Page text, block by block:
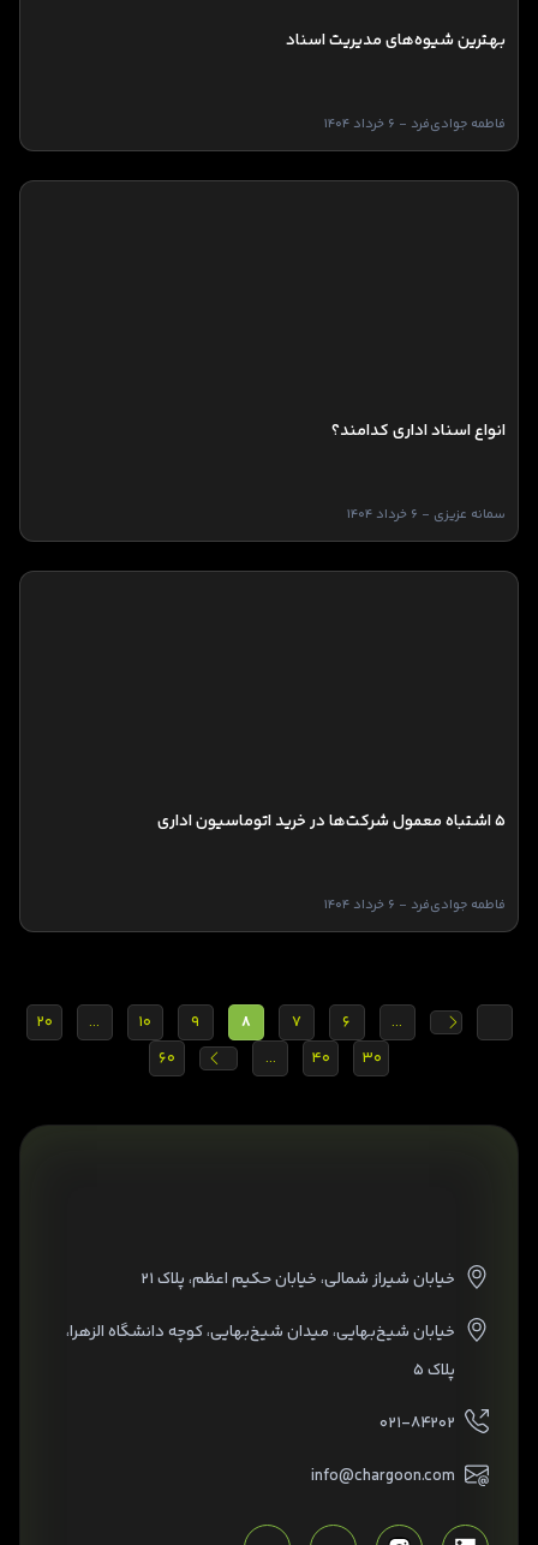
بهترین شیوه‌های مدیریت اسناد
فاطمه جوادی‌فرد - 6 خرداد 1404
انواع اسناد اداری کدامند؟
سمانه عزیزی - 6 خرداد 1404
5 اشتباه معمول شرکت‌ها در خرید اتوماسیون اداری
فاطمه جوادی‌فرد - 6 خرداد 1404
...
6
7
8
9
10
...
20
30
40
...
60
خیابان شیراز شمالی، خیابان حکیم اعظم، پلاک ۲۱
خیابان شیخ‌بهایی، میدان شیخ‌بهایی، کوچه دانشگاه الزهرا،
پلاک ۵
۰۲۱-۸۴۲۰۲
info@chargoon.com